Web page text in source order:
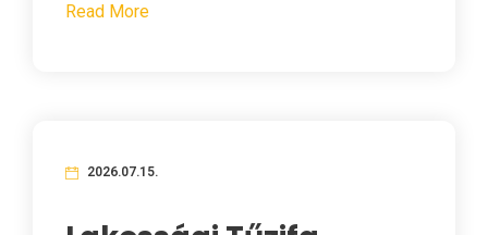
Read More
2026.07.15.